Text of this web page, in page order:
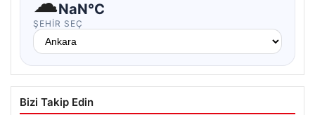
NaN°C
ŞEHIR SEÇ
Bizi Takip Edin